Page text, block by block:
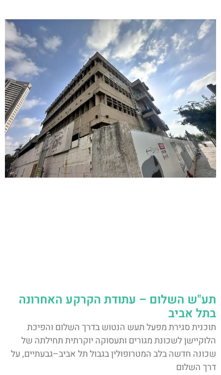
תע"ש השלום – עתודת הקרקע האחרונה
בתל אביב
תוכנית סגירת מפעל תעש הנטוש בדרך השלום והפיכת
הלוקיישן לשכונת מגורים ותעסוקה יוקרתית תחילתה של
שכונה חדשה בלב המטרופולין בגבול תל אביב–גבעתיים, על
דרך השלום